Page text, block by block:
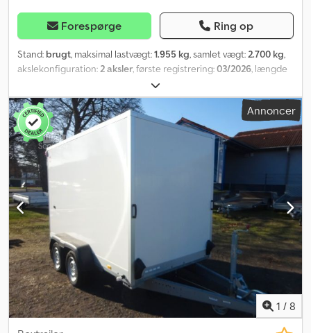
Forespørge Ring op
Stand: brugt, maksimal lastvægt:1.955 kg, samlet vægt:2.700 kg,
akslekonfiguration:2 aksler, første registrering:03/2026, længde
, læsningsbredde:
1.890 mm, samlet bredde:2.310 mm, total højde:2.415 mm, A44
GW26PGA00230, kasseanhænger fra producenten STEMA, type
STPK.2.P18.2, P-Box, totalvægt: 2.700 kg, lavlader, påløbsbremse, 2
fløjdøre, 3,05 m x 1,55 m x 1,89 m. Der tages forbehold for fejl og
mellemsalg. Dodpsyqdrqsfx Anksck
Annoncer
1 / 8